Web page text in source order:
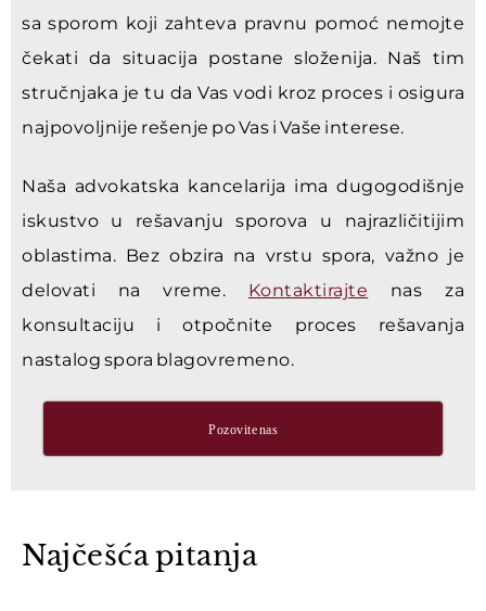
sa sporom koji zahteva pravnu pomoć nemojte
čekati da situacija postane složenija. Naš tim
stručnjaka je tu da Vas vodi kroz proces i osigura
najpovoljnije rešenje po Vas i Vaše interese.
Naša advokatska kancelarija ima dugogodišnje
iskustvo u rešavanju sporova u najrazličitijim
oblastima. Bez obzira na vrstu spora, važno je
delovati na vreme. Kontaktirajte nas za
konsultaciju i otpočnite proces rešavanja
nastalog spora blagovremeno.
Pozovite nas
Najčešća pitanja